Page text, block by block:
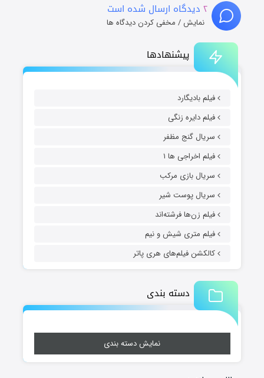
پیشنهادها
فیلم بادیگارد
فیلم دایره زنگی
سریال گنج مظفر
فیلم اخراجی ها ۱
سریال بازی مرکب
سریال پوست شیر
فیلم زن‌ها فرشته‌اند
فیلم متری شیش و نیم
کالکشن فیلم‌های هری پاتر
دسته بندی
نمایش دسته بندی
۲ دیدگاه ارسال شده است
نمایش / مخفی کردن دیدگاه ها